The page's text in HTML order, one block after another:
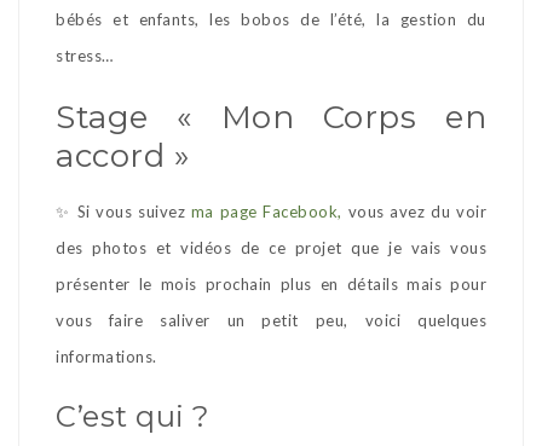
bébés et enfants, les bobos de l’été, la gestion du
stress…
Stage « Mon Corps en
accord »
✨ Si vous suivez ma page Facebook, vous avez du voir
des photos et vidéos de ce projet que je vais vous
présenter le mois prochain plus en détails mais pour
vous faire saliver un petit peu, voici quelques
informations.
C’est qui ?